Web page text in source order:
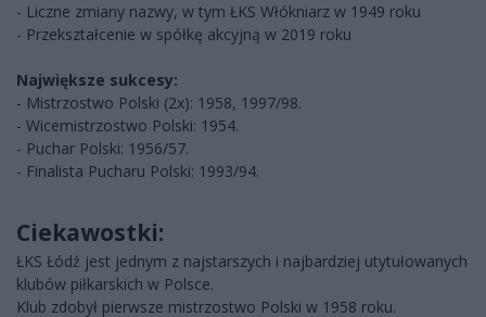
- Liczne zmiany nazwy, w tym ŁKS Włókniarz w 1949 roku
- Przekształcenie w spółkę akcyjną w 2019 roku
Największe sukcesy:
- Mistrzostwo Polski (2x): 1958, 1997/98.
- Wicemistrzostwo Polski: 1954.
- Puchar Polski: 1956/57.
- Finalista Pucharu Polski: 1993/94.
Ciekawostki:
ŁKS Łódź jest jednym z najstarszych i najbardziej utytułowanych
klubów piłkarskich w Polsce.
Klub zdobył pierwsze mistrzostwo Polski w 1958 roku.